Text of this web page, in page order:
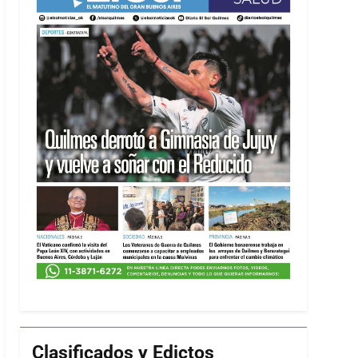
Clasificados y Edictos